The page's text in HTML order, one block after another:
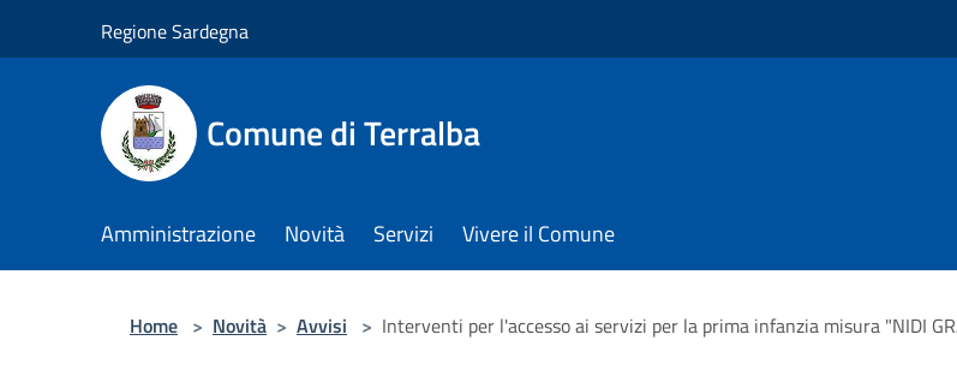
Regione Sardegna
Comune di Terralba
Amministrazione Novità Servizi Vivere il Comune
Home > Novità > Avvisi > Interventi per l'accesso ai servizi per la prima infanzia misura "NIDI